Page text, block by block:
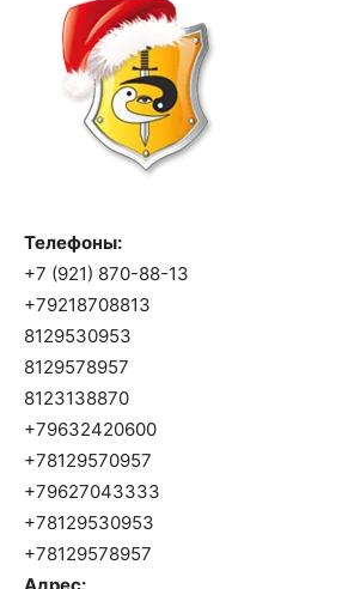
Телефоны:
+7 (921) 870-88-13
+79218708813
8129530953
8129578957
8123138870
+79632420600
+78129570957
+79627043333
+78129530953
+78129578957